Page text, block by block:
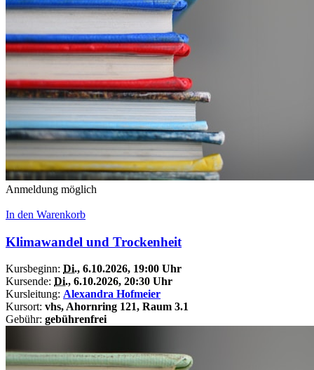
Anmeldung möglich
In den Warenkorb
Klimawandel und Trockenheit
Kursbeginn: Di., 6.10.2026, 19:00 Uhr
Kursende: Di., 6.10.2026, 20:30 Uhr
Kursleitung: Alexandra Hofmeier
Kursort: vhs, Ahornring 121, Raum 3.1
Gebühr: gebührenfrei